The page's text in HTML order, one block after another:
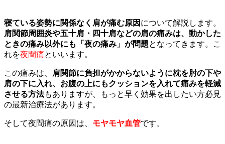
寝ている姿勢に関係なく肩が痛む原因 について解説します。
肩関節周囲炎や五十肩・四十肩などの肩の痛みは、動かした
ときの痛み以外にも「夜の痛み」が問題となってきます。こ
れを夜間痛といいます。
この痛みは、
肩関節に負担がかからないように枕を肘の下や
肩の下に入れ、お腹の上にもクッションを入れて痛みを軽減
させる方法もありますが、もっと早く効果を出したい方必見
の最新治療法があります。
そして夜間痛の原因は、 モヤモヤ血管です。